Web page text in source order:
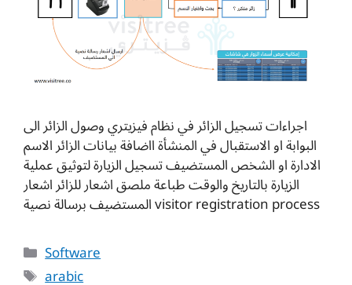
اجراءات تسجيل الزائر في نظام فيزيتري وصول الزائر الى
البوابة او الاستقبال في المنشأة ااضافة بيانات الزائر الاسم
الادارة او الشخص المستضيف تسجيل الزيارة لتوثيق عملية
الزيارة بالتاريخ والوقت طباعة ملصق اشعار للزائر اشعار
المستضيف برسالة نصية visitor registration process
Categories
Software
Tags
arabic